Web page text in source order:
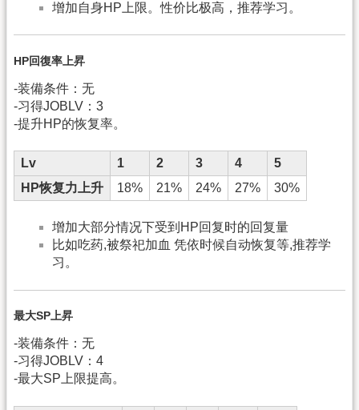
增加自身HP上限。性价比极高，推荐学习。
HP回復率上昇
-装備条件：无
-习得JOBLV：3
-提升HP的恢复率。
Lv 1 2 3 4
5
HP恢复力上升
18% 21% 24% 27% 30%
增加大部分情况下受到HP回复时的回复量
比如吃药,被祭祀加血 凭依时候自动恢复等,推荐学
习。
最大SP上昇
-装備条件：无
-习得JOBLV：4
-最大SP上限提高。